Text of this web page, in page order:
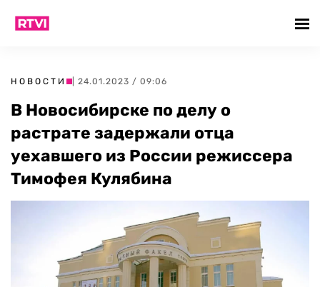
НОВОСТИ | 24.01.2023 / 09:06
В Новосибирске по делу о
растрате задержали отца
уехавшего из России режиссера
Тимофея Кулябина